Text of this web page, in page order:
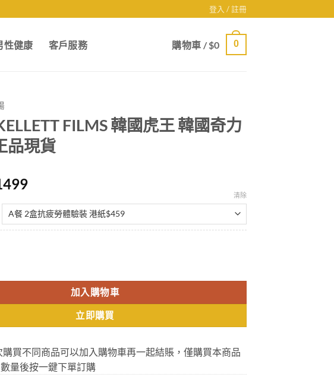
登入 / 註冊
性健康 客戶服務 購物車 /$0 0
FILMS 韓國虎王 韓國奇力
品現貨
Price
$459
through
清除
加入購物車
立即購買
購買不同商品可以加入購物車再一起結賬，僅購買本商品
量後按一鍵下單訂購